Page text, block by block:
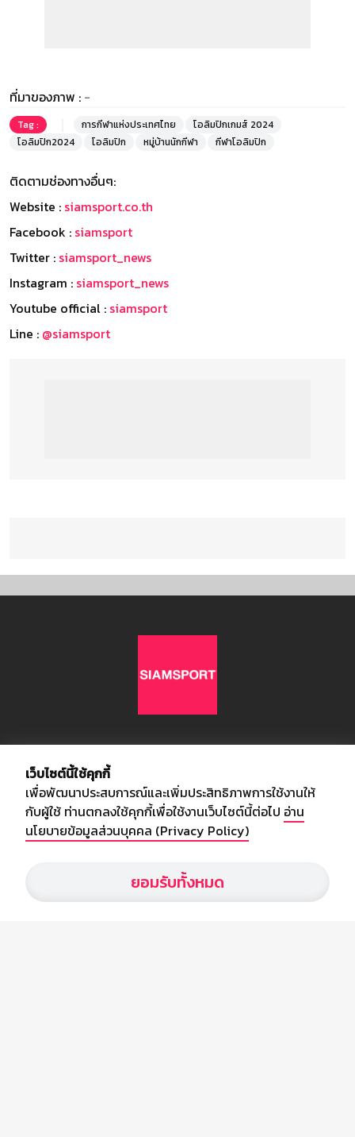
ที่มาของภาพ : -
Tag : การกีฬาแห่งประเทศไทย
โอลิมปิกเกมส์ 2024
โอลิมปิก2024
โอลิมปิก หมู่บ้านนักกีฬา กีฬาโอลิมปิก
ติดตามช่องทางอื่นๆ:
Website : siamsport.co.th
Facebook : siamsport
Twitter : siamsport_news
Instagram : siamsport_news
Youtube official : siamsport
Line : @siamsport
อัพเดทข่าวสารวงการกีฬา ฟุตบอล ผลบอล ผลฟุตบอลทั่วโลก ฟรีเมียร์
ลีก ไทยลีก ฟุตบอลโลก ยูฟ่าแซมเปี้ยนส์ลีก พร้อมทั้งวิเคราะห์บอล จาก
สยามกีฬา สตาร์ชอคเก้อร์ สปอร์ตพูล
เว็บไซต์นี้ใช้คุกกี้
เพื่อพัฒนาประสบการณ์และเพิ่มประสิทธิภาพการใช้งานให้
กับผู้ใช้ ท่านตกลงใช้คุกกี้เพื่อใช้งานเว็บไซต์นี้ต่อไป อ่าน
นโยบายข้อมูลส่วนบุคคล (Privacy Policy)
ยอมรับทั้งหมด